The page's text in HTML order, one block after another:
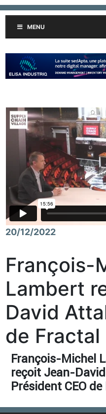
MENU
20/12/2022
François-
Lambert
David
de Fractal
François-Michel
reçoit Jean-
Président CEO de